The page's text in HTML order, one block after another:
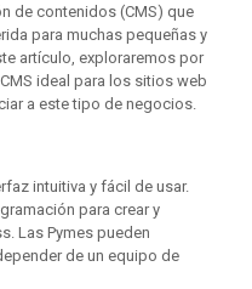
de contenidos (CMS) que
para muchas pequeñas y
artículo, exploraremos por
ideal para los sitios web
a este tipo de negocios.
intuitiva y fácil de usar.
para crear y
Las Pymes pueden
de un equipo de